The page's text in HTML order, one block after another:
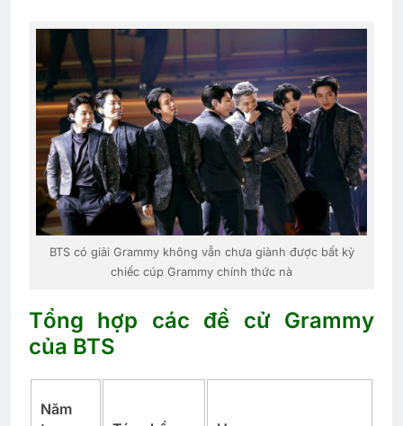
BTS có giải Grammy không vẫn chưa giành được bất kỳ
chiếc cúp Grammy chính thức nà
Tổng hợp các đề cử Grammy
của BTS
Năm